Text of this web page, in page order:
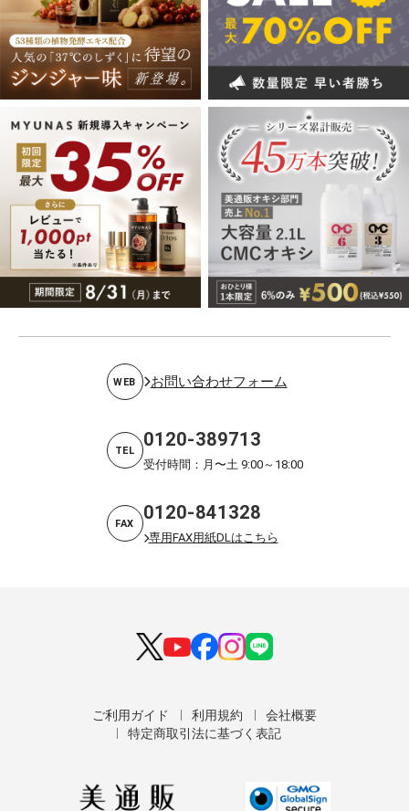
WEB お問い合わせフォーム
TEL 0120-389713
受付時間：月〜土 9:00～18:00
FAX 0120-841328
専用FAX用紙DLはこちら
ご利用ガイド 利用規約
会社概要
特定商取引法に基づく表記